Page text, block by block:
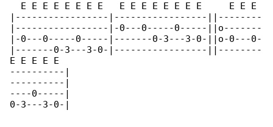
  E E E E E E E E   E E E E E E E E     E E E
|-----------------|-----------------||--------
|-----------------|-0---0-----0-----||o-------
|-0---0-----0-----|-------0-3---3-0-||o-0---0-
|-------0-3---3-0-|-----------------||--------
E E E E E
----------|
----------|
----0-----|
0-3---3-0-|